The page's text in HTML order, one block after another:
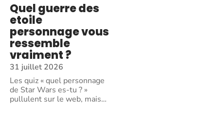
Quel guerre des
etoile
personnage vous
ressemble
vraiment ?
31 juillet 2026
Les quiz « quel personnage
de Star Wars es-tu ? »
pullulent sur le web, mais…